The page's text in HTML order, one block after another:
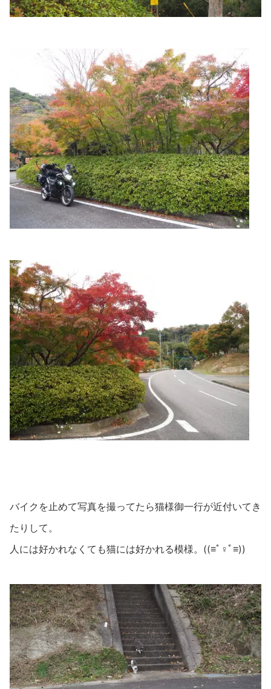
バイクを止めて写真を撮ってたら猫様御一行が近付いてき
たりして。
人には好かれなくても猫には好かれる模様。((≡ﾟ♀ﾟ≡))